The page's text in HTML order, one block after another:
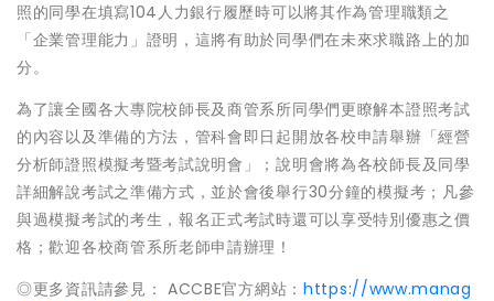
照的同學在填寫104人力銀行履歷時可以將其作為管理職類之
「企業管理能力」證明，這將有助於同學們在未來求職路上的加
分。
為了讓全國各大專院校師長及商管系所同學們更瞭解本證照考試
的內容以及準備的方法，管科會即日起開放各校申請舉辦「經營
分析師證照模擬考暨考試說明會」；說明會將為各校師長及同學
詳細解說考試之準備方式，並於會後舉行30分鐘的模擬考；凡參
與過模擬考試的考生，報名正式考試時還可以享受特別優惠之價
格；歡迎各校商管系所老師申請辦理！
◎更多資訊請參見： ACCBE官方網站： https://www.manag